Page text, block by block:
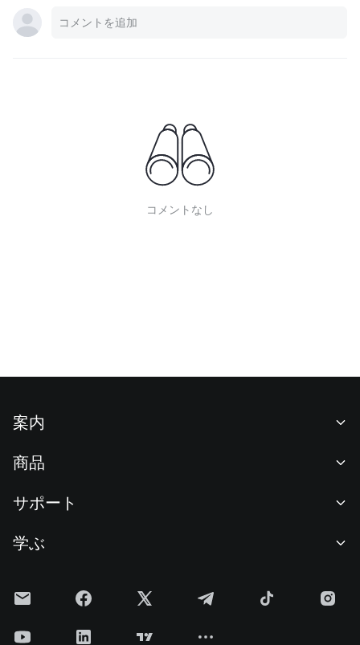
コメントなし
案内
ニュースルーム
F1 Oracle Red Bull Racing 公式スポンサー
クッキーポリシー
商品
現物取引
投資センター
サポート
手数料
学ぶ
Gateニュース